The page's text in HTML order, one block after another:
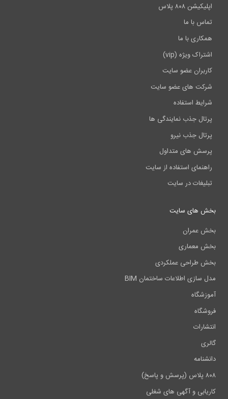
اپلیکیشن ۸۰۸ پلاس
تماس با ما
همکاری با ما
اشتراک ویژه (vip)
کاربران عضو سایت
شرکت های عضو سایت
شرایط استفاده
پرتال جذب نمایندگی ها
پرتال جذب نیرو
پرسش های متداول
راهنمای استفاده از سایت
تبلیغات در سایت
بخش های سایت
بخش عمران
بخش معماری
بخش طراحی عملکردی
مدل سازی اطلاعات ساختمان BIM
آموزشگاه
فروشگاه
انتشارات
گالری
دانشنامه
۸۰۸ پلاس (پرسش و پاسخ)
کاریابی و آگهی های شغلی